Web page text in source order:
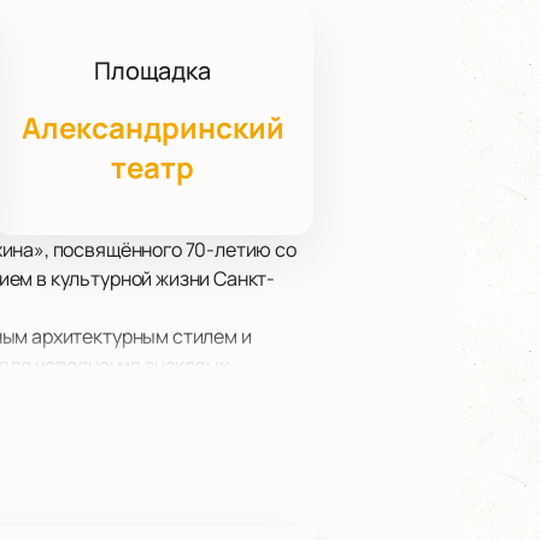
Площадка
Александринский
театр
посвящённого 70-летию со
в культурной жизни Санкт-
архитектурным стилем и
исполнения знаковых
оркестра под